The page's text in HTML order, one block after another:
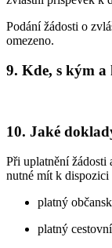
Podání žádosti o
omezeno.
9. Kde, s kým
10. Jaké
Při uplatnění žádosti
nutné mít k dispozici
platný
platný